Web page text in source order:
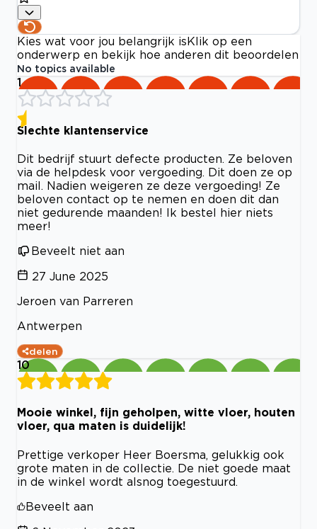
Kies wat voor jou belangrijk is Klik op een
onderwerp en bekijk hoe anderen dit beoordelen
No topics available
1
Slechte klantenservice
Dit bedrijf stuurt defecte producten. Ze beloven
via de helpdesk voor vergoeding. Dit doen ze op
mail. Nadien weigeren ze deze vergoeding! Ze
beloven contact op te nemen en doen dit dan
niet gedurende maanden! Ik bestel hier niets
meer!
Beveelt niet aan
27 June 2025
Jeroen van Parreren
Antwerpen
delen
10
Mooie winkel, fijn geholpen, witte vloer, houten
vloer, qua maten is duidelijk!
Prettige verkoper Heer Boersma, gelukkig ook
grote maten in de collectie. De niet goede maat
in de winkel wordt alsnog toegestuurd.
Beveelt aan